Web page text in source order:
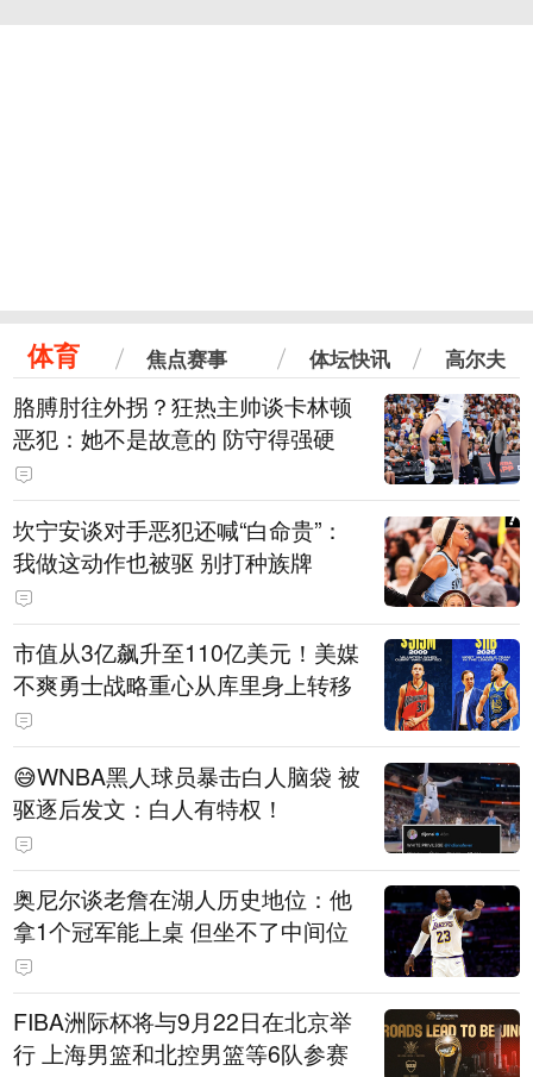
体育 焦点赛事 体坛快讯 高尔夫
胳膊肘往外拐？狂热主帅谈卡林顿
恶犯：她不是故意的 防守得强硬
坎宁安谈对手恶犯还喊“白命贵”：
我做这动作也被驱 别打种族牌
市值从3亿飙升至110亿美元！美媒
不爽勇士战略重心从库里身上转移
😅WNBA黑人球员暴击白人脑袋 被
驱逐后发文：白人有特权！
奥尼尔谈老詹在湖人历史地位：他
拿1个冠军能上桌 但坐不了中间位
FIBA洲际杯将与9月22日在北京举
行 上海男篮和北控男篮等6队参赛